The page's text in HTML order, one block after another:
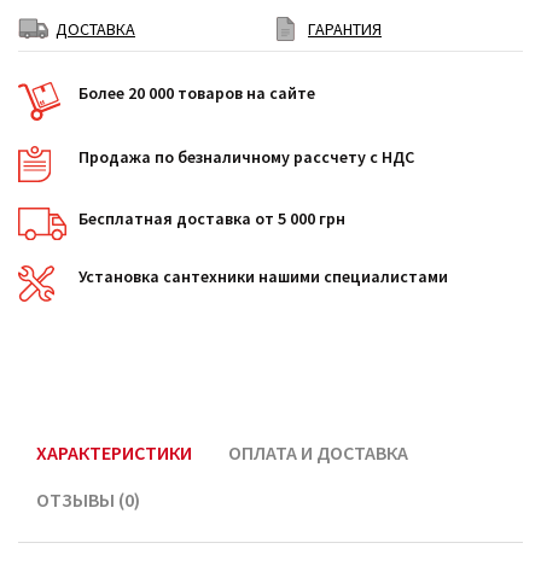
ДОСТАВКА
ГАРАНТИЯ
Более 20 000 товаров на сайте
Продажа по безналичному рассчету с НДС
Бесплатная доставка от 5 000 грн
Установка сантехники нашими специалистами
ХАРАКТЕРИСТИКИ
ОПЛАТА И ДОСТАВКА
ОТЗЫВЫ (0)